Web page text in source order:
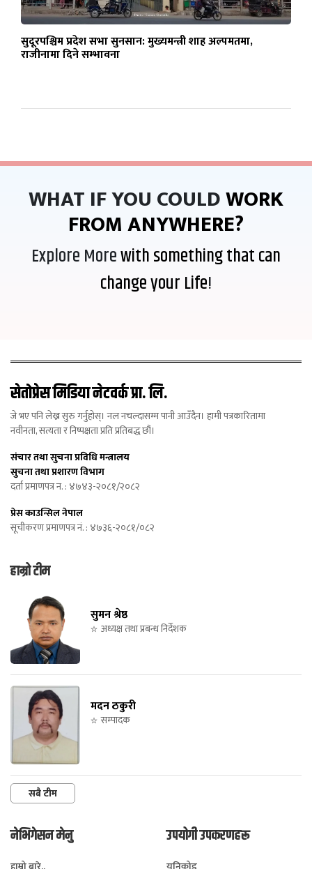
सुदूरपश्चिम प्रदेश सभा सुनसान: मुख्यमन्त्री शाह अल्पमतमा,
राजीनामा दिने सम्भावना
WHAT IF YOU COULDWORK
FROM ANYWHERE?
Explore Morewith something that can
change your Life!
सेतोप्रेस मिडिया नेटवर्क प्रा. लि.
जे भए पनि लेख्न सुरु गर्नुहोस्। नल नचल्दासम्म पानी आउँदैन। हामी पत्रकारितामा
नवीनता, सत्यता र निष्पक्षता प्रति प्रतिबद्ध छौं।
संचार तथा सुचना प्रविधि मन्त्रालय
सुचना तथा प्रशारण विभाग
दर्ता प्रमाणपत्र न. : ४७४३-२०८१/२०८२
प्रेस काउन्सिल नेपाल
सूचीकरण प्रमाणपत्र नं. : ४७३६-२०८१/०८२
हाम्रो टीम
सुमन श्रेष्ठ
अध्यक्ष तथा प्रबन्ध निर्देशक
मदन ठकुरी
सम्पादक
सबै टीम
नेभिगेसन मेनु उपयोगी उपकरणहरू